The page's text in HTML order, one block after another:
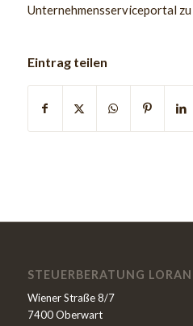
Unternehmensserviceportal
Eintrag teilen
STEUERBERATUNG
Wiener Straße 8/7
7400 Oberwart